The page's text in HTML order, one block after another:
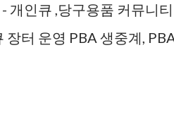
개인큐 ,당구용품 커뮤니
장터 운영 PBA 생중계,